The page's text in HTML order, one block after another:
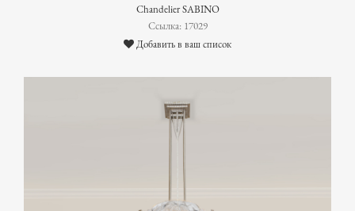
Chandelier SABINO
Ссылка: 17029
Добавить в ваш список